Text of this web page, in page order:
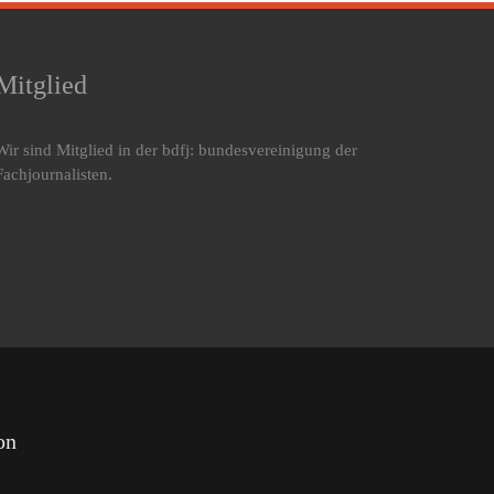
sind Mitglied in der bdfj: bundesvereinigung der